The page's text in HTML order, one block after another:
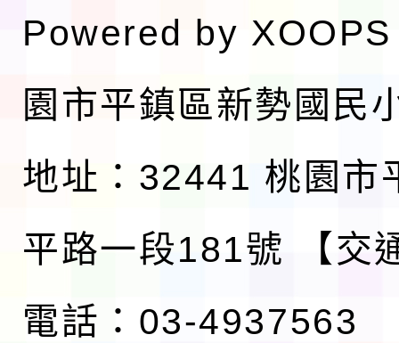
Powered by XOOPS
園市平鎮區新勢國民
地址：32441 桃園市
平路一段181號
【交
電話：03-4937563